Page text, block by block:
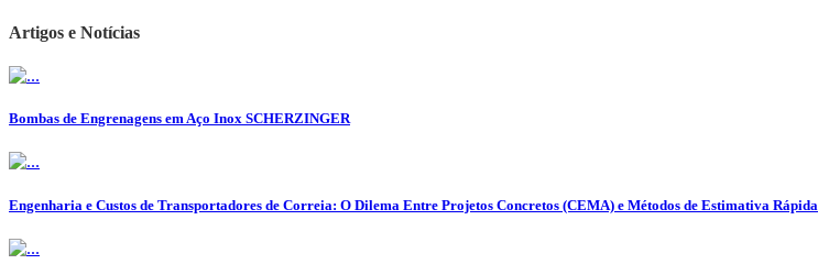
Artigos e Notícias
Bombas de Engrenagens em Aço Inox SCHERZINGER
Engenharia e Custos de Transportadores de Correia: O Dilema Entre Projetos Concretos (CEMA) e Métodos de Estimativa Rápida